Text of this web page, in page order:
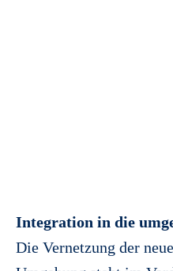
Integration in die
Die Vernetzung der